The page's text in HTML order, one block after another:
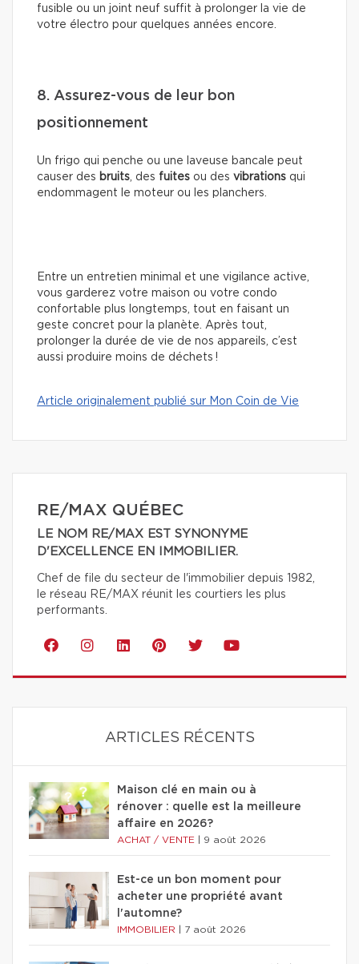
fusible ou un joint neuf suffit à prolonger la vie de
votre électro pour quelques années encore.
8. Assurez-vous de leur bon
positionnement
Un frigo qui penche ou une laveuse bancale peut
causer des bruits , des fuites ou des vibrations qui
endommagent le moteur ou les planchers.
Entre un entretien minimal et une vigilance active,
vous garderez votre maison ou votre condo
confortable plus longtemps, tout en faisant un
geste concret pour la planète. Après tout,
prolonger la durée de vie de nos appareils, c’est
aussi produire moins de déchets !
Article originalement publié sur Mon Coin de Vie
RE/MAX QUÉBEC
LE NOM RE/MAX EST SYNONYME
D'EXCELLENCE EN IMMOBILIER.
Chef de file du secteur de l'immobilier depuis 1982,
le réseau RE/MAX réunit les courtiers les plus
performants.
ARTICLES RÉCENTS
Maison clé en main ou à
rénover : quelle est la meilleure
affaire en 2026?
ACHAT / VENTE 9 août 2026
Est-ce un bon moment pour
acheter une propriété avant
l'automne?
IMMOBILIER 7 août 2026